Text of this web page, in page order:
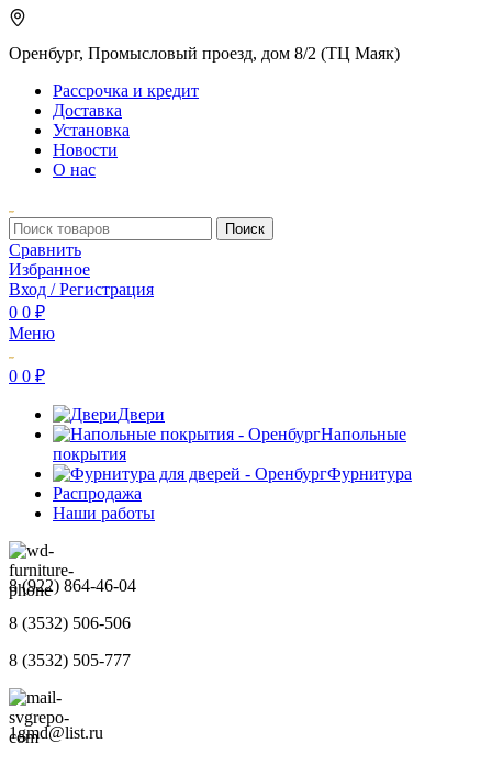
Оренбург, Промысловый проезд, дом 8/2 (ТЦ Маяк)
Рассрочка и кредит
Доставка
Установка
Новости
О нас
Поиск
Сравнить
Избранное
Вход / Регистрация
0 0 ₽
Меню
0 0 ₽
Двери
Напольные
покрытия
Фурнитура
Распродажа
Наши работы
8 (922) 864-46-04
8 (3532) 506-506
8 (3532) 505-777
1gmd@list.ru